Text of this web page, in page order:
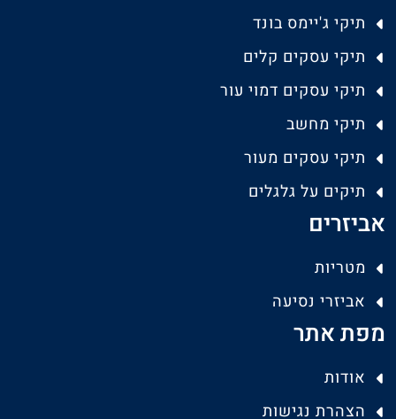
תיקי ג'יימס בונד
תיקי עסקים קלים
תיקי עסקים דמוי עור
תיקי מחשב
תיקי עסקים מעור
תיקים על גלגלים
אביזרים
מטריות
אביזרי נסיעה
מפת אתר
אודות
הצהרת נגישות